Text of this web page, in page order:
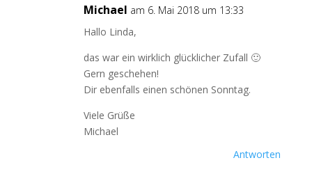
Michael am 6. Mai 2018 um 13:33
Hallo Linda,
das war ein wirklich glücklicher Zufall 🙂
Gern geschehen!
Dir ebenfalls einen schönen Sonntag.
Viele Grüße
Michael
Antworten